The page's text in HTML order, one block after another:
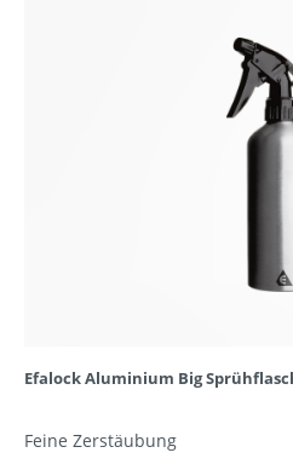
Efalock Aluminium Big
Feine Zerstäubung